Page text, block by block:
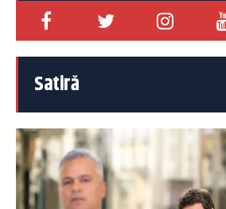
Satiră